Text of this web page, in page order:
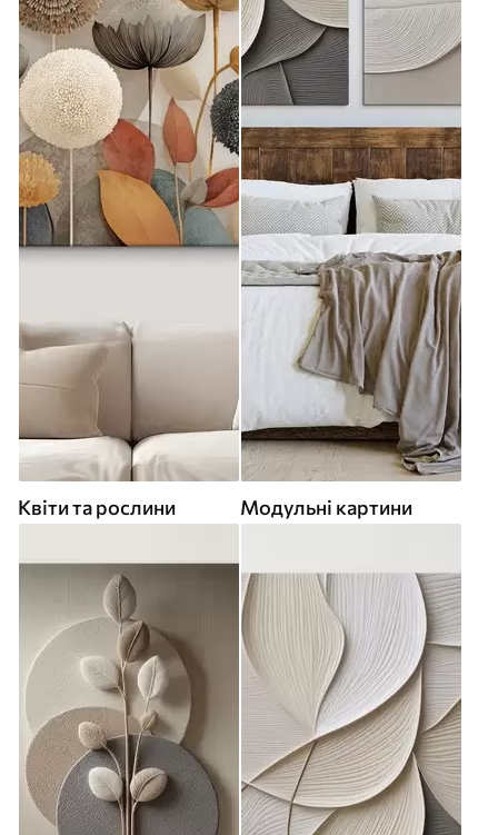
Квіти та рослини Модульні картини